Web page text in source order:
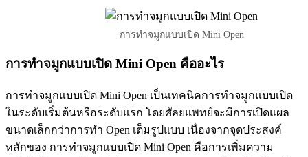
การทำจมูกแบบเปิด Mini Open
การทำจมูกแบบเปิด Mini Open คืออะไร
การทำจมูกแบบเปิด Mini Open เป็นเทคนิคการทำจมูกแบบเปิด
ในระดับเริ่มต้นหรือระดับแรก โดยศัลยแพทย์จะมีการเปิดแผล
ขนาดเล็กกว่าการทำ Open เต็มรูปแบบ เนื่องจากจุดประสงค์
หลักของ การทำจมูกแบบเปิด Mini Open คือการเพิ่มความ